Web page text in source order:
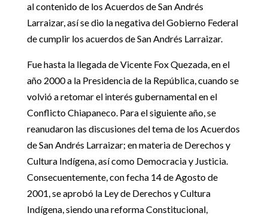
al contenido de los Acuerdos de San Andrés
Larraizar, así se dio la negativa del Gobierno Federal
de cumplir los acuerdos de San Andrés Larraizar.
Fue hasta la llegada de Vicente Fox Quezada, en el
año 2000 a la Presidencia de la República, cuando se
volvió a retomar el interés gubernamental en el
Conflicto Chiapaneco. Para el siguiente año, se
reanudaron las discusiones del tema de los Acuerdos
de San Andrés Larraizar; en materia de Derechos y
Cultura Indígena, así como Democracia y Justicia.
Consecuentemente, con fecha 14 de Agosto de
2001, se aprobó la Ley de Derechos y Cultura
Indígena, siendo una reforma Constitucional,